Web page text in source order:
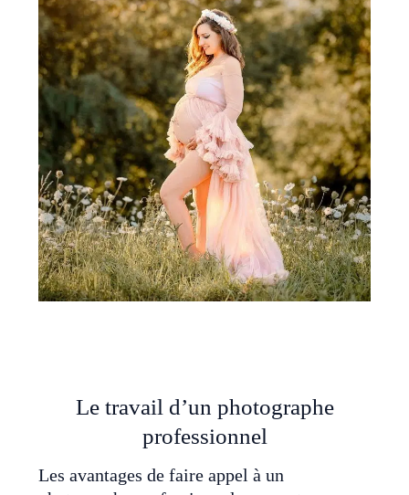
Le travail d’un photographe
professionnel
Les avantages de faire appel à un